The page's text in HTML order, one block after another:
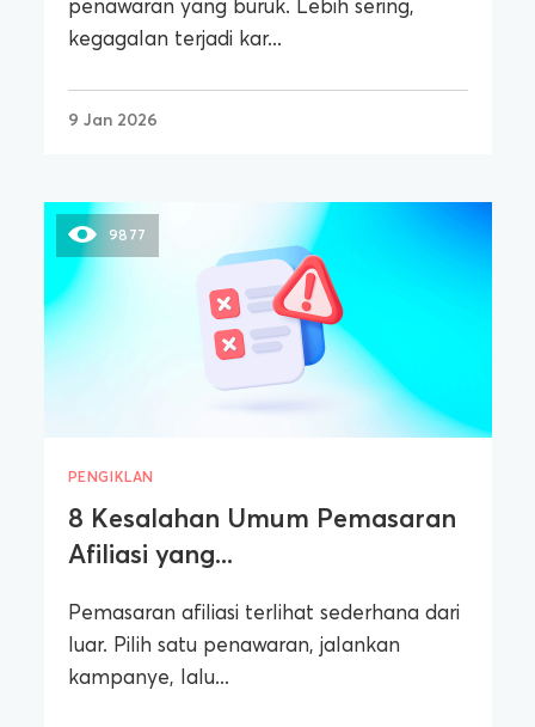
penawaran yang buruk. Lebih sering,
kegagalan terjadi kar...
9 Jan 2026
9877
PENGIKLAN
8 Kesalahan Umum Pemasaran
Afiliasi yang...
Pemasaran afiliasi terlihat sederhana dari
luar. Pilih satu penawaran, jalankan
kampanye, lalu...